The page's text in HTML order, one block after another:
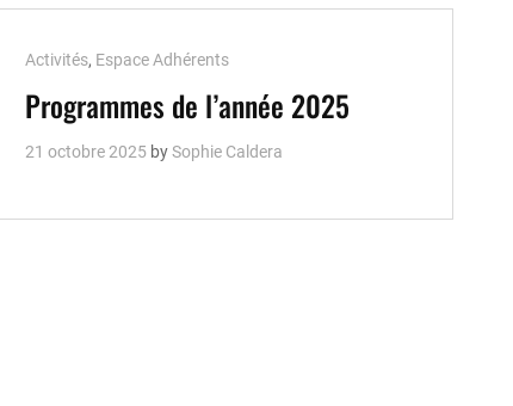
Cat
Links
Activités, Espace Adhérents
Programmes de l’année 2025
21 octobre 2025 bySophie Caldera